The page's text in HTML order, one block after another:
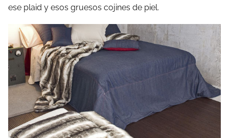
ese plaid y esos gruesos cojines de piel.